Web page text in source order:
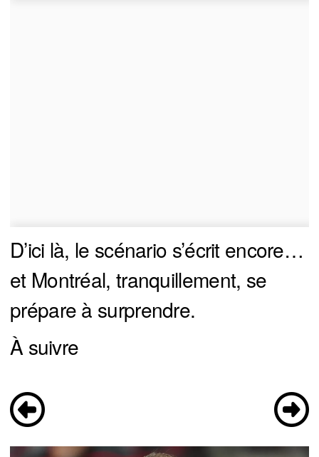
D’ici là, le scénario s’écrit encore…
et Montréal, tranquillement, se
prépare à surprendre.
À suivre